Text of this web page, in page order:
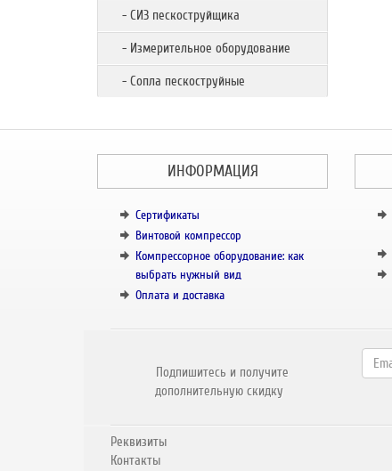
- СИЗ пескоструйщика
- Измерительное оборудование
- Сопла пескоструйные
ИНФОРМАЦИЯ
Сертификаты
Винтовой компрессор
Компрессорное оборудование: как
выбрать нужный вид
Оплата и доставка
Подпишитесь и получите
дополнительную скидку
Реквизиты
Контакты